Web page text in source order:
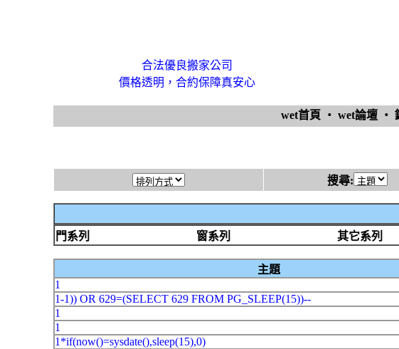
合法優良搬家公司
價格透明，合約保障真安心
wet首頁 ‧ wet論壇 ‧
搜尋:
門系列
窗系列 其它系列
主題
1
1-1)) OR 629=(SELECT 629 FROM PG_SLEEP(15))--
1
1
1*if(now()=sysdate(),sleep(15),0)